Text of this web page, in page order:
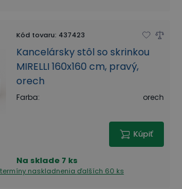
Kód tovaru: 437423
Kancelársky stôl so skrinkou
MIRELLI 160x160 cm, pravý,
orech
Farba: orech
Kúpiť
Na sklade 7 ks
naskladnenia ďalších 60 ks